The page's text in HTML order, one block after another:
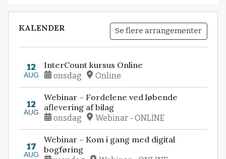
KALENDER Se flere arrangementer
12
AUG
InterCount kursus Online
onsdag Online
12
AUG
Webinar – Fordelene ved løbende
aflevering af bilag
onsdag Webinar - ONLINE
17
AUG
Webinar – Kom i gang med digital
bogføring